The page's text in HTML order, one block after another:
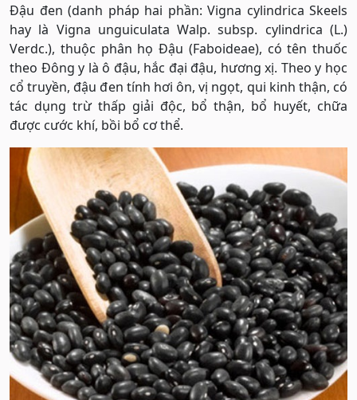
Đậu đen (danh pháp hai phần: Vigna cylindrica Skeels
hay là Vigna unguiculata Walp. subsp. cylindrica (L.)
Verdc.), thuộc phân họ Đậu (Faboideae), có tên thuốc
theo Đông y là ô đậu, hắc đại đậu, hương xị. Theo y học
cổ truyền, đậu đen tính hơi ôn, vị ngọt, qui kinh thận, có
tác dụng trừ thấp giải độc, bổ thận, bổ huyết, chữa
được cước khí, bồi bổ cơ thể.